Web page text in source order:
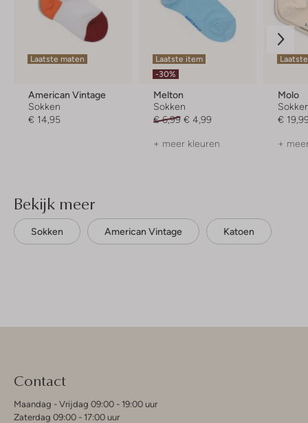
Laatste maten
American Vintage
Sokken
€ 14,95
Laatste item
-30%
Melton
Sokken
€ 6,99 € 4,99
+ meer kleuren
Molo
€
+
Bekijk meer
Sokken American Vintage Katoen
Contact
Maandag - Vrijdag 09:00 - 19:00 uur
Zaterdag 09:00 - 17:00 uur